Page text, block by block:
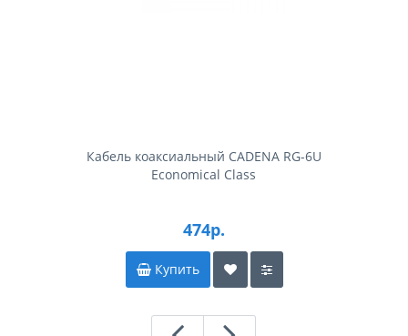
Кабель коаксиальный CADENA RG-6U
Economical Class
474р.
Купить